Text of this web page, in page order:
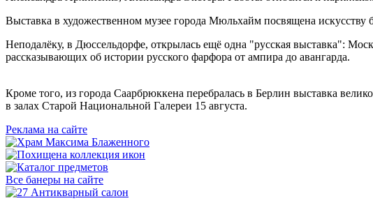
Выставка в художественном музее города Мюльхайм посвящена
Неподалёку, в Дюссельдорфе, открылась ещё одна "русская выставка":
рассказывающих об истории русского фарфора от ампира до авангарда.
Кроме того, из города Саарбрюккена перебралась в Берлин выставка
в залах Старой Национальной Галереи 15 августа.
Реклама на сайте
Все банеры на сайте